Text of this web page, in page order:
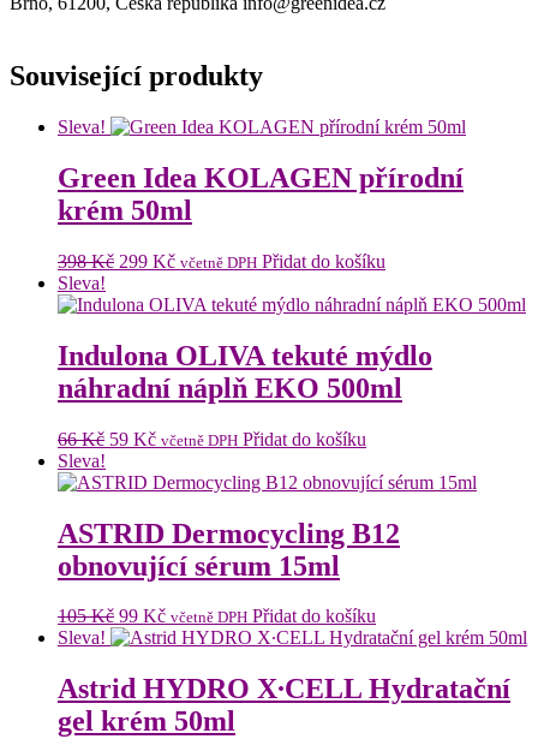
Související produkty
Sleva!
Green Idea KOLAGEN přírodní
krém 50ml
398Kč Původní
byla:
299 KčAktuální
je:
včetně DPH Přidat do košíku
Sleva!
Indulona OLIVA tekuté mýdlo
náhradní náplň EKO 500ml
66Kč Původní
byla:
59 KčAktuální
je:
včetně DPH Přidat do košíku
Sleva!
ASTRID Dermocycling B12
obnovující sérum 15ml
105Kč Původní
cena
105 Kč.
99 KčAktuální
cena
99 Kč.
včetně DPH Přidat do košíku
Sleva!
Astrid HYDRO X∙CELL Hydratační
gel krém 50ml